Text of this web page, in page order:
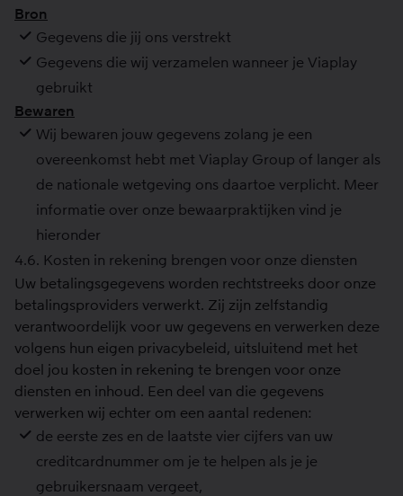
Bron
Gegevens die jij ons verstrekt
Gegevens die wij verzamelen wanneer je Viaplay
gebruikt
Bewaren
Wij bewaren jouw gegevens zolang je een
overeenkomst hebt met Viaplay Group of langer als
de nationale wetgeving ons daartoe verplicht. Meer
informatie over onze bewaarpraktijken vind je
hieronder
4.6. Kosten in rekening brengen voor onze diensten
Uw betalingsgegevens worden rechtstreeks door onze
betalingsproviders verwerkt. Zij zijn zelfstandig
verantwoordelijk voor uw gegevens en verwerken deze
volgens hun eigen privacybeleid, uitsluitend met het
doel jou kosten in rekening te brengen voor onze
diensten en inhoud. Een deel van die gegevens
verwerken wij echter om een aantal redenen:
de eerste zes en de laatste vier cijfers van uw
creditcardnummer om je te helpen als je je
gebruikersnaam vergeet,